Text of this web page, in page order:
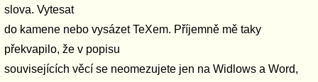
slova. Vytesat
do kamene nebo vysázet TeXem. Příjemně mě taky
překvapilo, že v popisu
souvisejících věcí se neomezujete jen na Widlows a Word,